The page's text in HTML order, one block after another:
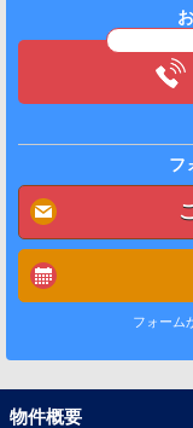
フ
フォーム
物件概要